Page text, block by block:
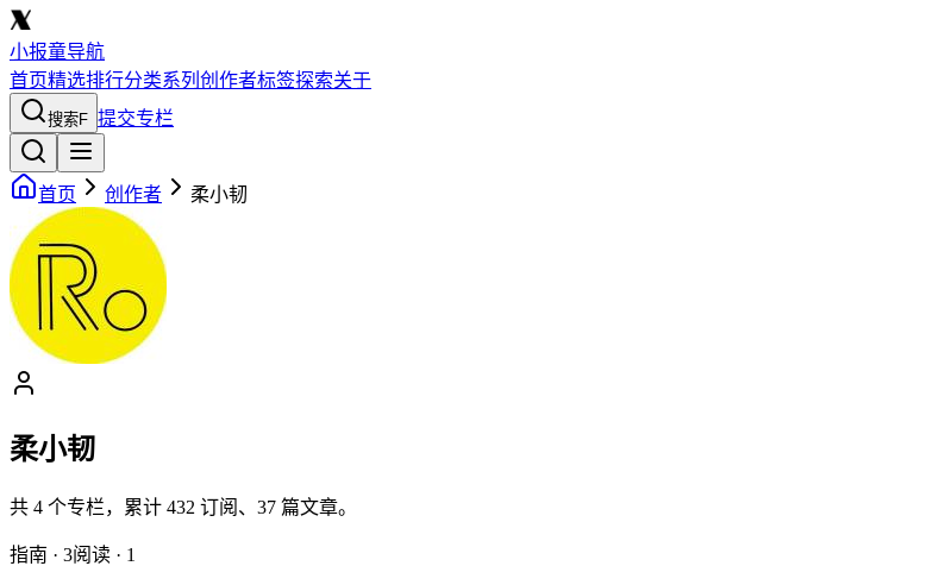
小报童导航
首页精选排行分类系列 创作者标签探索关于
搜索F 提交专栏
首页 创作者 柔小韧
柔小韧
共 4 个专栏，累计 432 订阅、 37 篇文章。
指南 · 3阅读 · 1